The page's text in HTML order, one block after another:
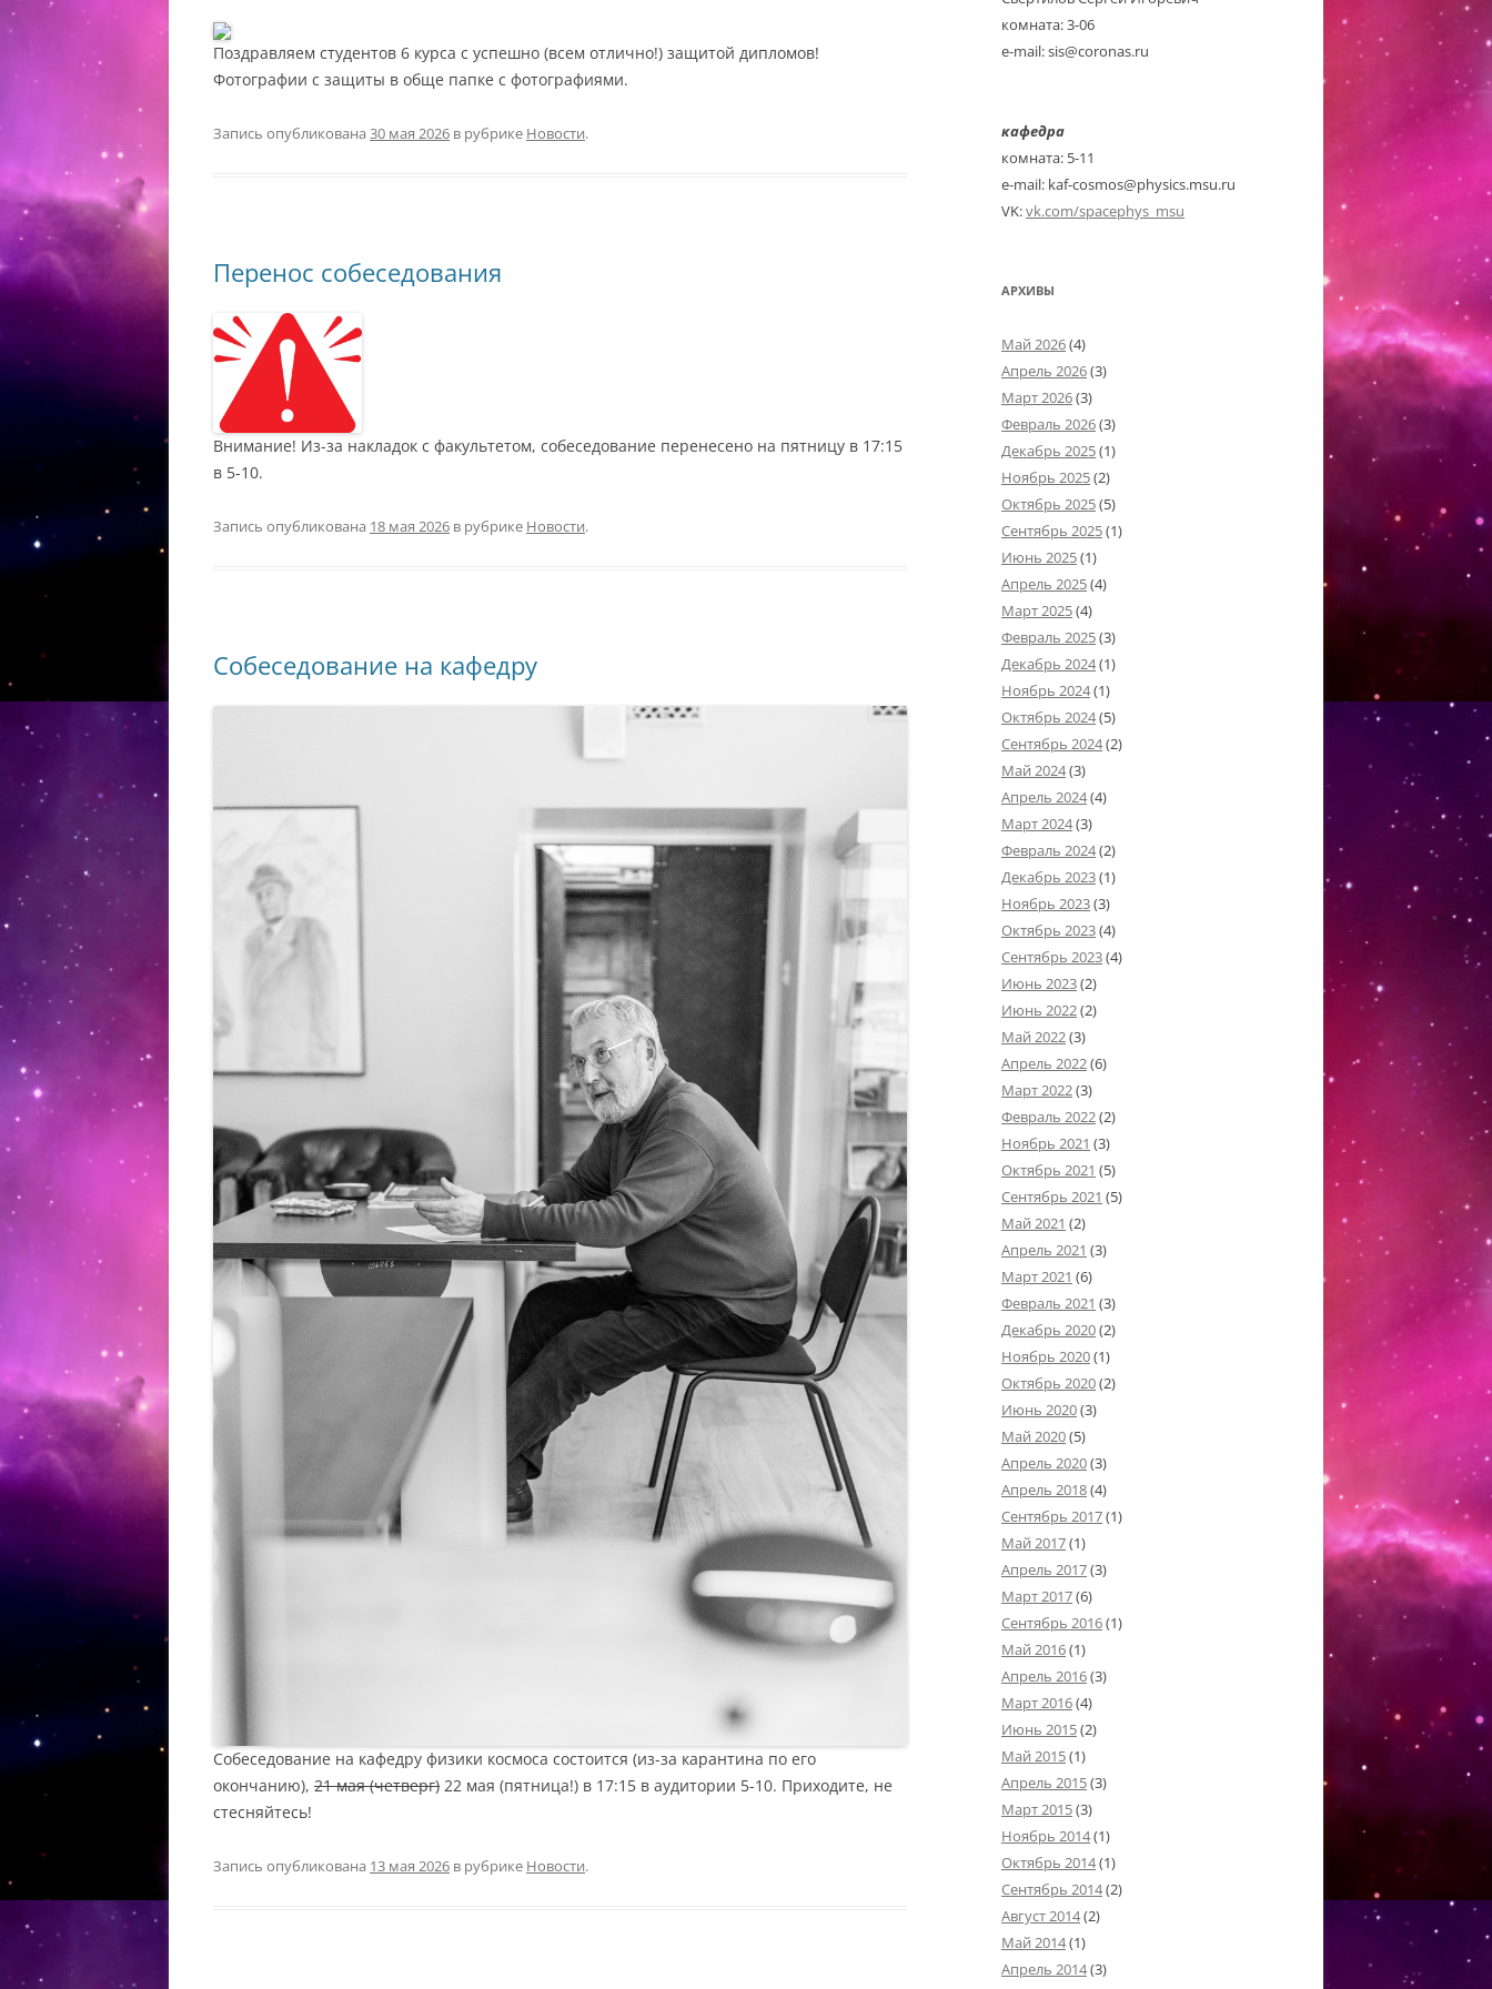
4 КУРС, VIII СЕМЕСТР,
Поздравляем студентов 6 курса с успешно (всем отлично!) защитой дипломов!
Фотографии с защиты в обще папке с фотографиями.
Запись опубликована 30 мая 2026 в рубрике Новости.
Перенос собеседования
Внимание! Из-за накладок с факультетом, собеседование перенесено на пятницу в 17:15
в 5-10.
Запись опубликована 18 мая 2026 в рубрике Новости.
Собеседование на кафедру
Собеседование на кафедру физики космоса состоится (из-за карантина по его
окончанию), 21 мая (четверг) 22 мая (пятница!) в 17:15 в аудитории 5-10. Приходите, не
стесняйтесь!
Запись опубликована 13 мая 2026 в рубрике Новости.
комната: 3-06
e-mail: sis@coronas.ru
кафедра
комната: 5-11
e-mail: kaf-cosmos@physics.msu.ru
VK:vk.com/spacephys_msu
АРХИВЫ
Май 2026(4)
Апрель 2026(3)
Март 2026(3)
Февраль 2026(3)
Декабрь 2025(1)
Ноябрь 2025(2)
Октябрь 2025(5)
Сентябрь 2025(1)
Июнь 2025(1)
Апрель 2025(4)
Март 2025(4)
Февраль 2025(3)
Декабрь 2024(1)
Ноябрь 2024(1)
Октябрь 2024(5)
Сентябрь 2024(2)
Май 2024(3)
Апрель 2024(4)
Март 2024(3)
Февраль 2024(2)
Декабрь 2023(1)
Ноябрь 2023(3)
Октябрь 2023(4)
Сентябрь 2023(4)
Июнь 2023(2)
Июнь 2022(2)
Май 2022(3)
Апрель 2022(6)
Март 2022(3)
Февраль 2022(2)
Ноябрь 2021 (3)
Октябрь 2021 (5)
Сентябрь 2021 (5)
Май 2021 (2)
Апрель 2021 (3)
Март 2021 (6)
Февраль 2021 (3)
Декабрь 2020(2)
Ноябрь 2020(1)
Октябрь 2020(2)
Июнь 2020(3)
Май 2020(5)
Апрель 2020(3)
Апрель 2018(4)
Сентябрь 2017(1)
Май 2017(1)
Апрель 2017(3)
Март 2017(6)
Сентябрь 2016(1)
Май 2016(1)
Апрель 2016(3)
Март 2016(4)
Июнь 2015(2)
Май 2015(1)
Апрель 2015(3)
Март 2015(3)
Ноябрь 2014(1)
Октябрь 2014(1)
Сентябрь 2014(2)
Август 2014(2)
Май 2014(1)
Апрель 2014(3)